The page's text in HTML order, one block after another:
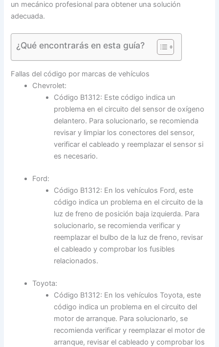
un mecánico profesional para obtener una solución
adecuada.
¿Qué encontrarás en esta guía?
Fallas del código por marcas de vehículos
Chevrolet:
Código B1312: Este código indica un
problema en el circuito del sensor de oxígeno
delantero. Para solucionarlo, se recomienda
revisar y limpiar los conectores del sensor,
verificar el cableado y reemplazar el sensor si
es necesario.
Ford:
Código B1312: En los vehículos Ford, este
código indica un problema en el circuito de la
luz de freno de posición baja izquierda. Para
solucionarlo, se recomienda verificar y
reemplazar el bulbo de la luz de freno, revisar
el cableado y comprobar los fusibles
relacionados.
Toyota:
Código B1312: En los vehículos Toyota, este
código indica un problema en el circuito del
motor de arranque. Para solucionarlo, se
recomienda verificar y reemplazar el motor de
arranque, revisar el cableado y comprobar los